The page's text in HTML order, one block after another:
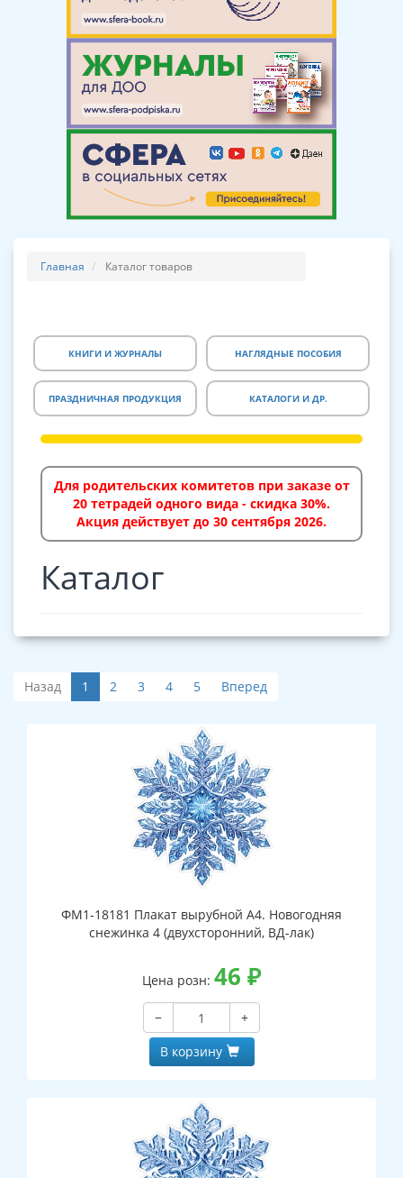
Главная Каталог товаров
КНИГИ И ЖУРНАЛЫ НАГЛЯДНЫЕ ПОСОБИЯ
ПРАЗДНИЧНАЯ ПРОДУКЦИЯ КАТАЛОГИ И ДР.
Для родительских комитетов при заказе от
20 тетрадей одного вида - скидка 30%.
Акция действует до 30 сентября 2026.
Каталог
Назад 1 2 3 4 5 Вперед
ФМ1-18181 Плакат вырубной А4. Новогодняя
снежинка 4 (двухсторонний, ВД-лак)
Цена розн: 46 ₽
−
+
В корзину